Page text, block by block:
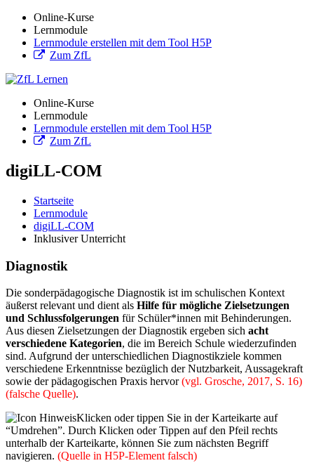
Online-Kurse
Lernmodule
Lernmodule erstellen mit dem Tool H5P
Zum ZfL
Online-Kurse
Lernmodule
Lernmodule erstellen mit dem Tool H5P
Zum ZfL
digiLL-COM
Startseite
Lernmodule
digiLL-COM
Inklusiver Unterricht
Diagnostik
Die sonderpädagogische Diagnostik ist im schulischen Kontext
äußerst relevant und dient als Hilfe für mögliche Zielsetzungen
und Schlussfolgerungen für Schüler*innen mit Behinderungen.
Aus diesen Zielsetzungen der Diagnostik ergeben sich acht
verschiedene Kategorien, die im Bereich Schule wiederzufinden
sind. Aufgrund der unterschiedlichen Diagnostikziele kommen
verschiedene Erkenntnisse bezüglich der Nutzbarkeit, Aussagekraft
sowie der pädagogischen Praxis hervor(vgl. Grosche, 2017, S. 16)
(falsche Quelle).
Klicken oder tippen Sie in der Karteikarte auf
“Umdrehen”. Durch Klicken oder Tippen auf den Pfeil rechts
unterhalb der Karteikarte, können Sie zum nächsten Begriff
navigieren. (Quelle in H5P-Element falsch)